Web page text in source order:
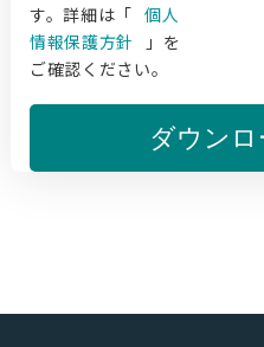
す。詳細は「 個人
情報保護方針
」を
ご確認ください。
ダウンロ